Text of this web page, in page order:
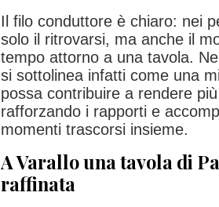
Il filo conduttore è chiaro: nei
solo il ritrovarsi, ma anche il
tempo attorno a una tavola.
si sottolinea infatti come una
possa contribuire a rendere
rafforzando i rapporti e
momenti trascorsi insieme.
A Varallo una tavola di
raffinata